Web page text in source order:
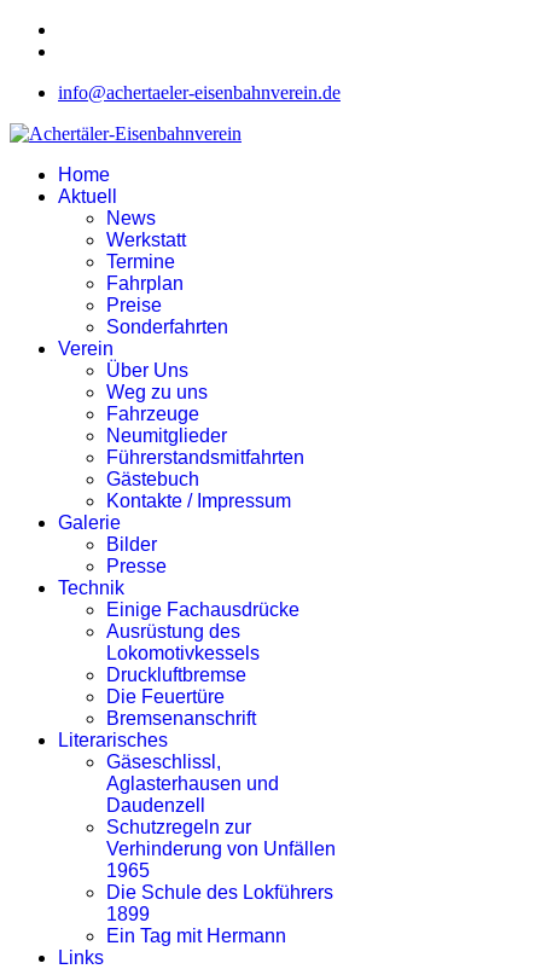
info@achertaeler-eisenbahnverein.de
Home
Aktuell
News
Werkstatt
Termine
Fahrplan
Preise
Sonderfahrten
Verein
Über Uns
Weg zu uns
Fahrzeuge
Neumitglieder
Führerstandsmitfahrten
Gästebuch
Kontakte / Impressum
Galerie
Bilder
Presse
Technik
Einige Fachausdrücke
Ausrüstung des
Lokomotivkessels
Druckluftbremse
Die Feuertüre
Bremsenanschrift
Literarisches
Gäseschlissl,
Aglasterhausen und
Daudenzell
Schutzregeln zur
Verhinderung von Unfällen
1965
Die Schule des Lokführers
1899
Ein Tag mit Hermann
Links